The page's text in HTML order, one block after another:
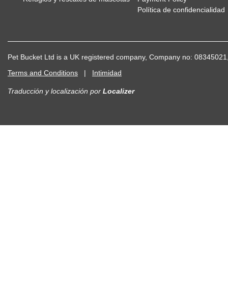
Política de confidencialidad
Pet Bucket Ltd is a UK registered company, Company no:
Terms and Conditions | Intimidad
Traducción y localización por Localizer